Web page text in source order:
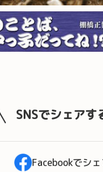
SNSでシェアす
Facebookでシ